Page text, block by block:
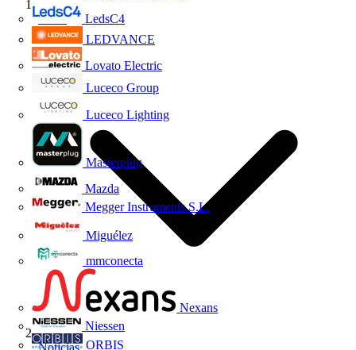
LedsC4
LEDVANCE
Lovato Electric
Luceco Group
Luceco Lighting
Masterplug
Mazda
Megger Instruments S.L.
Miguélez
mmconecta
Nexans
Niessen
ORBIS
Inicio
Noticias